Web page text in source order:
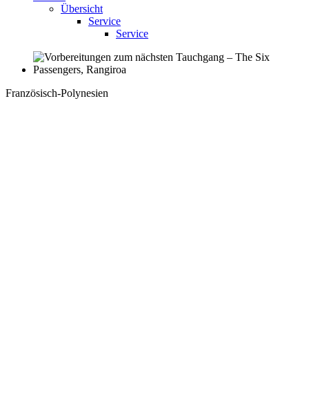
Übersicht
Service
Service
Französisch-Polynesien